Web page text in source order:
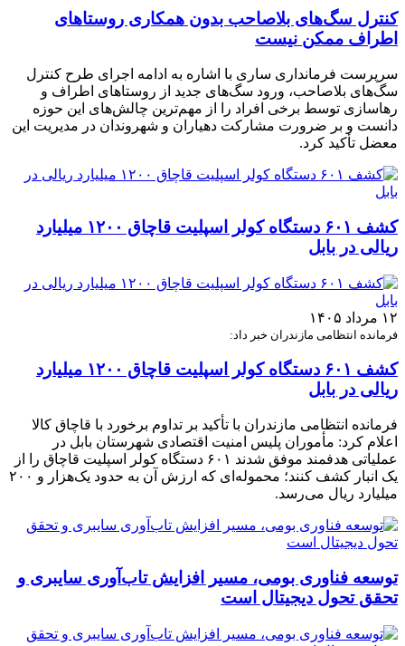
کنترل سگ‌های بلاصاحب بدون همکاری روستاهای
اطراف ممکن نیست
سرپرست فرمانداری ساری با اشاره به ادامه اجرای طرح کنترل
سگ‌های بلاصاحب، ورود سگ‌های جدید از روستاهای اطراف و
رهاسازی توسط برخی افراد را از مهم‌ترین چالش‌های این حوزه
دانست و بر ضرورت مشارکت دهیاران و شهروندان در مدیریت این
معضل تأکید کرد.
کشف ۶۰۱ دستگاه کولر اسپلیت قاچاق ۱۲۰۰ میلیارد
ریالی در بابل
۱۲ مرداد ۱۴۰۵
فرمانده انتظامی مازندران خبر داد:
کشف ۶۰۱ دستگاه کولر اسپلیت قاچاق ۱۲۰۰ میلیارد
ریالی در بابل
فرمانده انتظامی مازندران با تأکید بر تداوم برخورد با قاچاق کالا
اعلام کرد: مأموران پلیس امنیت اقتصادی شهرستان بابل در
عملیاتی هدفمند موفق شدند ۶۰۱ دستگاه کولر اسپلیت قاچاق را از
یک انبار کشف کنند؛ محموله‌ای که ارزش آن به حدود یک‌هزار و ۲۰۰
میلیارد ریال می‌رسد.
توسعه فناوری بومی، مسیر افزایش تاب‌آوری سایبری و
تحقق تحول دیجیتال است